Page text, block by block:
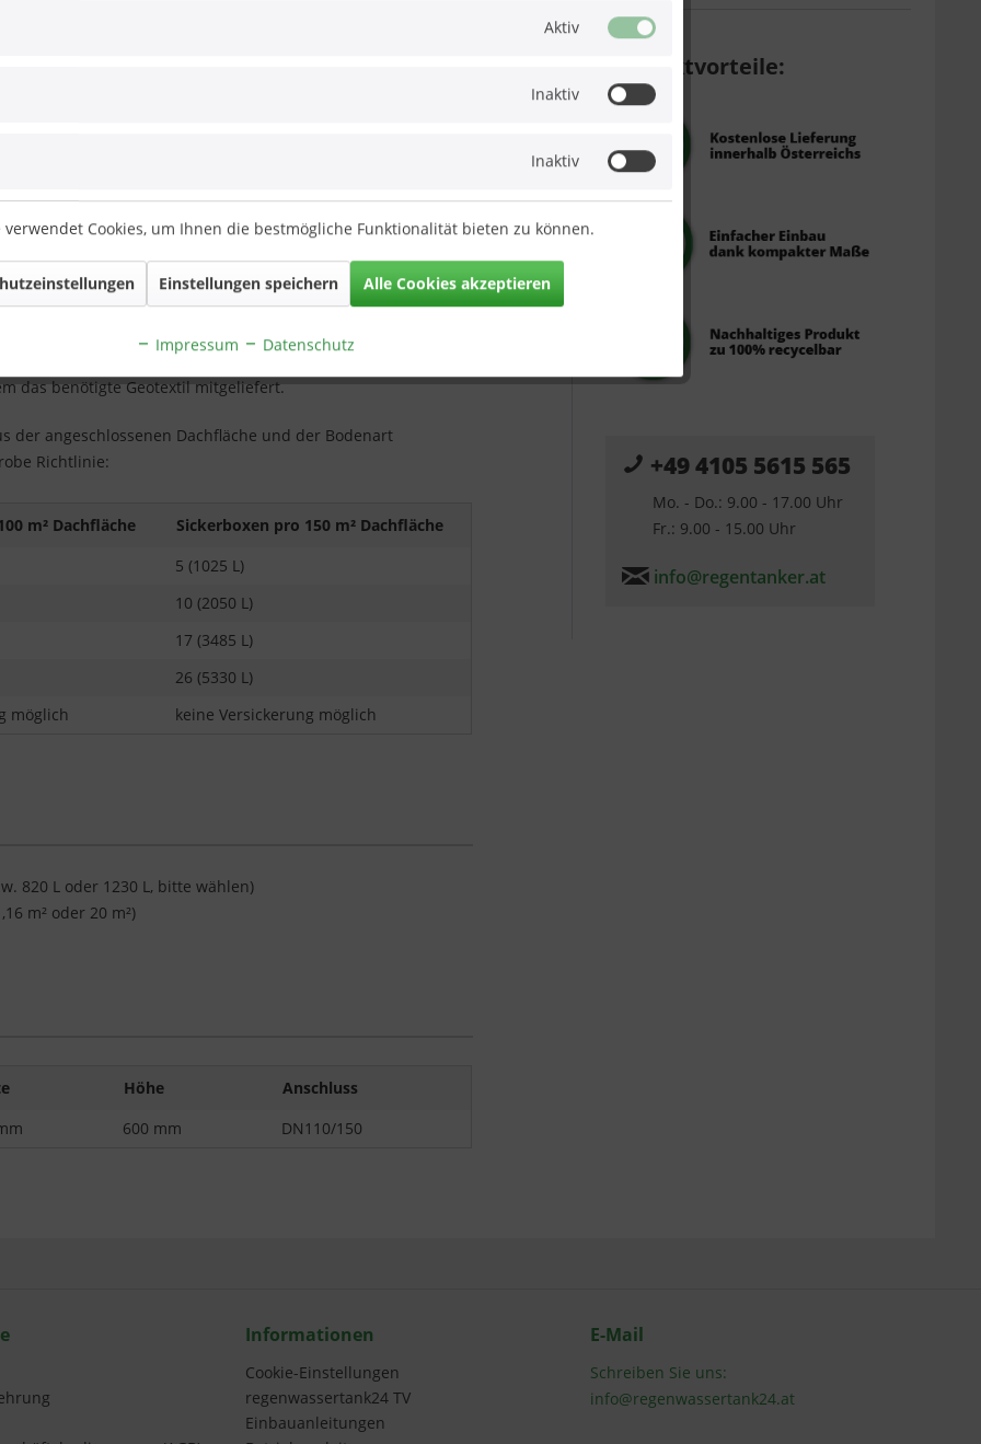
- Erweiterung-Set 410 L bis 1230
(DN110- oder DN150) an jedem Seitenteil möglich
Regenwassers ins Erdreich
zur Versickerung von Regenwasser ins Erdreich. Das
ein größeres Sickervolumen von wahlweise zusätzlich 410 L,
das benötigte Geotextil mitgeliefert.
der angeschlossenen Dachfläche und der Bodenart
Richtlinie:
m² Dachfläche
Sickerboxen pro 150 m² Dachfläche
5 (1025 L)
10 (2050 L)
17 (3485 L)
26 (5330 L)
möglich keine Versickerung möglich
820 L oder 1230 L, bitte wählen)
m² oder 20 m²)
Höhe
Anschluss
600 mm DN110/150
Produktvorteile:
+49 4105 5615 565
Mo. - Do.: 9.00 - 17.00 Uhr
Fr.: 9.00 - 15.00 Uhr
info@regentanker.at
Informationen
Cookie-Einstellungen
regenwassertank24 TV
Einbauanleitungen
E-Mail
Schreiben Sie uns:
info@regenwassertank24.at
Aktiv
Inaktiv
Inaktiv
verwendet Cookies, um Ihnen die bestmögliche Funktionalität bieten zu können.
Einstellungen speichern Alle Cookies akzeptieren
Impressum Datenschutz